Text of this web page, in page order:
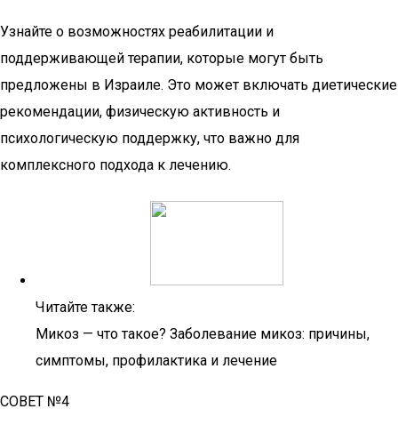
Узнайте о возможностях реабилитации и
поддерживающей терапии, которые могут быть
предложены в Израиле. Это может включать диетические
рекомендации, физическую активность и
психологическую поддержку, что важно для
комплексного подхода к лечению.
Читайте также:
Микоз — что такое? Заболевание микоз: причины,
симптомы, профилактика и лечение
СОВЕТ №4